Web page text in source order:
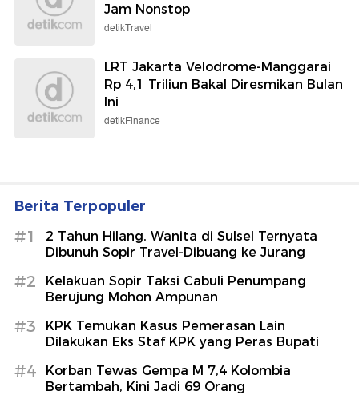
Jam Nonstop
detikTravel
LRT Jakarta Velodrome-Manggarai
Rp 4,1 Triliun Bakal Diresmikan Bulan
Ini
detikFinance
Berita Terpopuler
#1
2 Tahun Hilang, Wanita di Sulsel Ternyata
Dibunuh Sopir Travel-Dibuang ke Jurang
#2
Kelakuan Sopir Taksi Cabuli Penumpang
Berujung Mohon Ampunan
#3
KPK Temukan Kasus Pemerasan Lain
Dilakukan Eks Staf KPK yang Peras Bupati
#4
Korban Tewas Gempa M 7,4 Kolombia
Bertambah, Kini Jadi 69 Orang